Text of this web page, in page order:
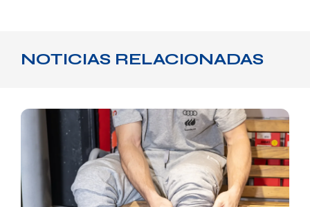
NOTICIAS RELACIONADAS